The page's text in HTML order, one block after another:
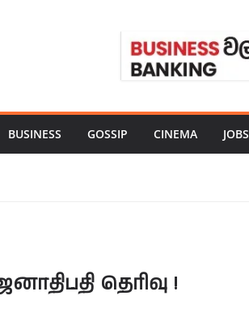
BUSINESS GOSSIP CINEMA JOBS
தெரிவு !